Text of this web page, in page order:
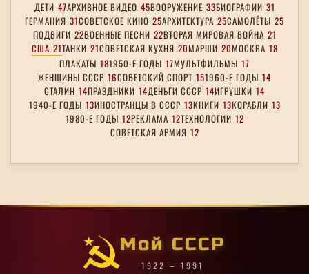
ДЕТИ 47АРХИВНОЕ ВИДЕО 45ВООРУЖЕНИЕ 33БИОГРАФИИ 31
ГЕРМАНИЯ 31СОВЕТСКОЕ КИНО 25АРХИТЕКТУРА 25САМОЛЁТЫ 25
ПОДВИГИ 22ВОЕННЫЕ ПЕСНИ 22ВТОРАЯ МИРОВАЯ ВОЙНА 21
США 21ТАНКИ 21СОВЕТСКАЯ КУХНЯ 20МАРШИ 20МОСКВА 18
ПЛАКАТЫ 181950-Е ГОДЫ 17МУЛЬТФИЛЬМЫ 17
ЖЕНЩИНЫ СССР 16СОВЕТСКИЙ СПОРТ 151960-Е ГОДЫ 14
СТАЛИН 14ПРАЗДНИКИ 14ДЕНЬГИ СССР 14ИГРУШКИ 14
1940-Е ГОДЫ 13ИНОСТРАНЦЫ В СССР 13КНИГИ 13КОРАБЛИ 13
1980-Е ГОДЫ 12РЕКЛАМА 12ТЕХНОЛОГИИ 12
СОВЕТСКАЯ АРМИЯ 12
Мой СССР
1922 – 1991